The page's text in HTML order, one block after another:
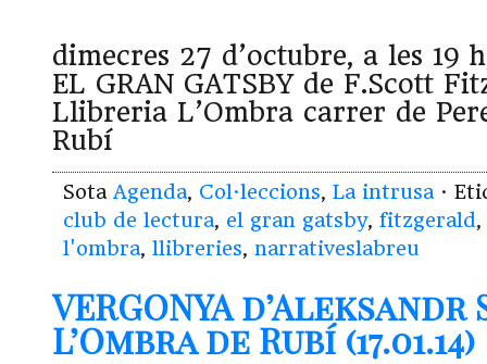
dimecres 27 d’octubre, a les 19
EL GRAN GATSBY de F.Scott
Llibreria L’Ombra carrer de
Rubí
Sota Agenda, Col·leccions, La intrusa ·
club de lectura, el gran gatsby, fitzgerald,
l'ombra, llibreries, narrativeslabreu
VERGONYA
L’Ombra de Rubí (17.01.14)